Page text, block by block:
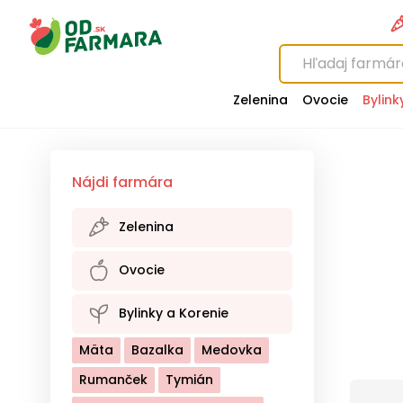
Zelenina Ovocie
Nájdi farmára
Zelenina
Baklažán
Brokolica
Cvikla
Hríby
Kaleráb
Kapusta Biela
Kapusta Červená
Ovocie
Baza Broskyne
Brusnice
Čerešne
Černice
Čučoriedky
Egreše
Gaštany
Hrozno
Hrušky
Bylinky a Korenie
Mäta Bazalka
Medovka
Rumanček
Tymián